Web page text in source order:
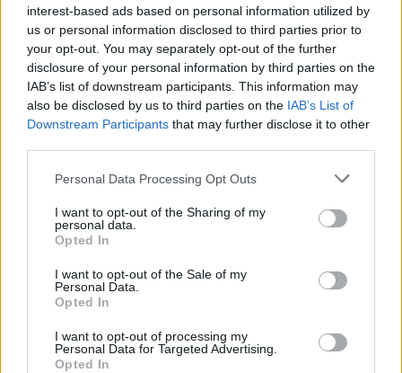
interest-based ads based on personal information utilized by
us or personal information disclosed to third parties prior to
your opt-out. You may separately opt-out of the further
disclosure of your personal information by third parties on the
IAB’s list of downstream participants. This information may
also be disclosed by us to third parties on the IAB’s List of
Downstream Participants that may further disclose it to other
Please note that this website/app uses one or more Google
not limited to your visit or usage behaviour. You may click to
grant or deny consent to Google and its third-party tags to
use your data for below specified purposes in below Google
consent section.
Personal Data Processing Opt Outs
I want to opt-out of the Sharing of my
personal data.
Opted In
I want to opt-out of the Sale of my
Personal Data.
Opted In
I want to opt-out of processing my
Personal Data for Targeted Advertising.
Opted In
Durva viharok pusztítottak tegnap, autóra dőlő
fa, közlekedési nehézségek, a vasút is gondban
2022.12.11. Kiss Lajos
A mediterrán ciklon
betörése sok helyen
szélviharokkal járt, ezt
településen sem bírta
dőlt. Az erős szél és a sok csapadék miatt a tűzoltók
segítségére van szükség országszerte, fák dőltek ki, pincék
Főigazgatóság vasárnap reggel. A Zala megyei Inkén, a 61-es
főút 169-es kilométerénél fa dőlt az útra, félpályán elzárja a